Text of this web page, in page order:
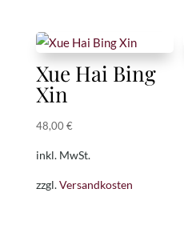
Xue Hai Bing
Xin
48,00 €
inkl. MwSt.
zzgl.Versandkosten